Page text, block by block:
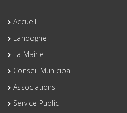
Accueil
Landogne
La Mairie
Conseil Municipal
Associations
Service Public